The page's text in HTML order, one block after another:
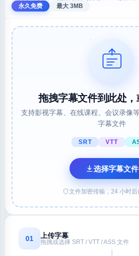
永久免费 最大 3MB
拖拽字幕文件到此处
支持影视字幕、在线课程、会议录像
字幕文件
SRT VTT
选择字幕文件
文件加密传输，24 小时后
01 上传字幕
拖拽或选择 SRT / VTT / ASS 文件